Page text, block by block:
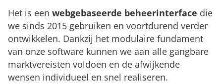
Het is een webgebaseerde beheerinterface die
we sinds 2015 gebruiken en voortdurend verder
ontwikkelen. Dankzij het modulaire fundament
van onze software kunnen we aan alle gangbare
marktvereisten voldoen en de afwijkende
wensen individueel en snel realiseren.